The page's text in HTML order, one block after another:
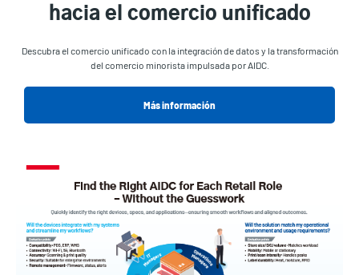
hacia el comercio unificado
Descubra el comercio unificado con la integración de datos y la transformación
del comercio minorista impulsada por AIDC.
Más información